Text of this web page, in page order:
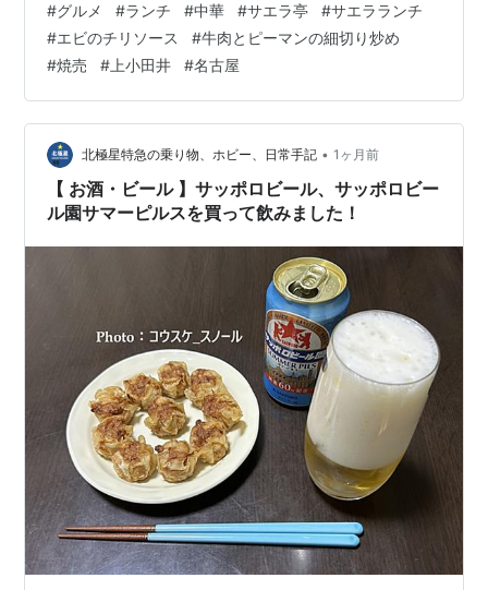
つつもさてどうしよう？っと結構走っちゃったところで
ようやく店発見！それが地元で人気の中華店「サエラ
亭」だ。訪れたことないと一見したら中華店とは全く気
づかない？カフェや洋食店だと間違いなく思うはず。本
音言えば超わかりにくい？ メニュー見てもよくある町中
華のイメージでもなく、特にランチはランチセッ…
#グルメ #ランチ #中華 #サエラ亭 #サエラランチ
#エビのチリソース #牛肉とピーマンの細切り炒め
#焼売 # 上小田井 #名古屋
北極星特急の乗り物、ホビー、日常手記 • 1ヶ月前
【 お酒・ビール 】サッポロビール、サッポロビー
ル園サマーピルスを買って飲みました！